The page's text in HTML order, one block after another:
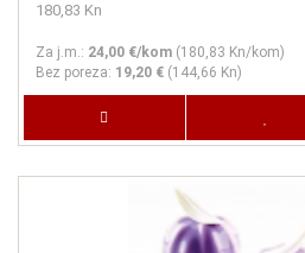
180,83 Kn
Za j.m.: 24,00 €/kom (180,83 Kn/kom)
Bez poreza: 19,20 € (144,66 Kn)